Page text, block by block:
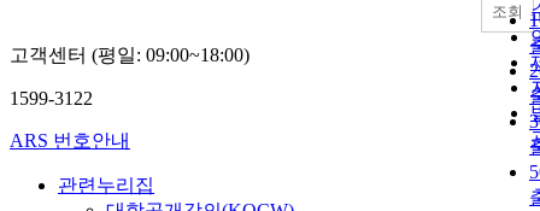
조회
고객센터 (평일: 09:00~18:00)
1599-3122
ARS 번호안내
관련누리집